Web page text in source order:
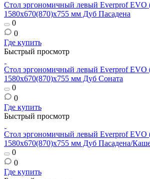
Стол эргономичный левый Everprof
1580х670(870)x755 мм Дуб Пасадена
0
0
Где купить
Быстрый просмотр
Стол эргономичный левый Everprof
1580х670(870)x755 мм Дуб Соната
0
0
Где купить
Быстрый просмотр
Стол эргономичный левый Everprof
1580х670(870)x755 мм Дуб Пасадена/
0
0
Где купить